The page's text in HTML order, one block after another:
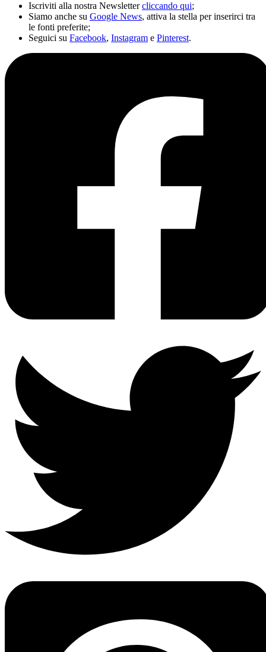
Iscriviti alla nostra Newslettercliccando qui;
Siamo anche su Google News, attiva la stella per inserirci tra
le fonti preferite;
Seguici su Facebook, Instagram e Pinterest.